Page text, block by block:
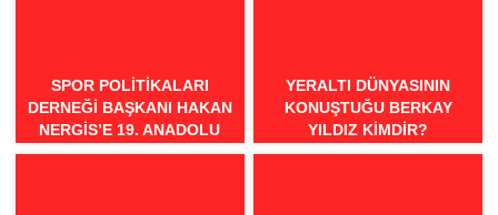
SPOR POLITIKALARI
DERNEĞI BAŞKANI HAKAN
NERGIS’E 19. ANADOLU
SPOR ÖDÜLLERI’NDE
YERALTI DÜNYASININ
KONUŞTUĞU BERKAY
YILDIZ KIMDIR?